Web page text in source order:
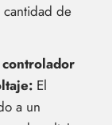
de
El
a un